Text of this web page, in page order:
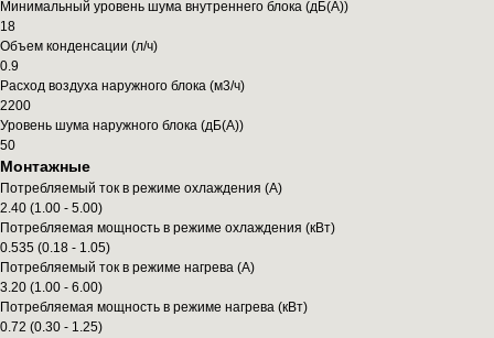
Минимальный уровень шума внутреннего блока (дБ(А))
18
Объем конденсации (л/ч)
0.9
Расход воздуха наружного блока (м3/ч)
2200
Уровень шума наружного блока (дБ(А))
50
Монтажные
Потребляемый ток в режиме охлаждения (А)
2.40 (1.00 - 5.00)
Потребляемая мощность в режиме охлаждения (кВт)
0.535 (0.18 - 1.05)
Потребляемый ток в режиме нагрева (А)
3.20 (1.00 - 6.00)
Потребляемая мощность в режиме нагрева (кВт)
0.72 (0.30 - 1.25)